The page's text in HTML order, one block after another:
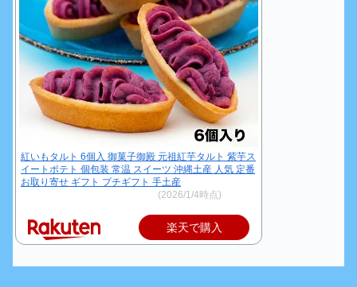
紅いもタルト 6個入 御菓子御殿 元祖紅芋タルト 紫芋ス
イートポテト 個包装 常温 スイーツ 沖縄土産 人気 定番
お取り寄せ ギフト プチギフト 手土産
(2026/1/4時点)
楽天で購入